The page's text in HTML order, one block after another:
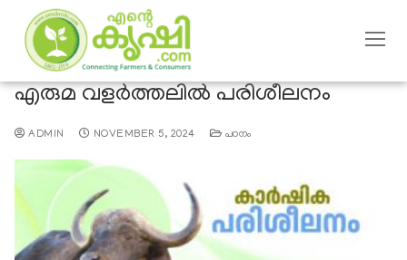
എരുമ വളര്‍ത്തലിൽ പരിശീലനം
ADMIN NOVEMBER 5, 2024 പഠനം